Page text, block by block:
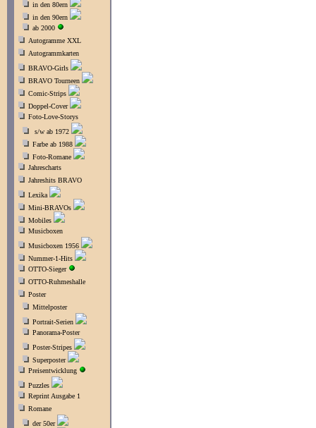
in den 80ern
in den 90ern
ab 2000
Autogramme XXL
Autogrammkarten
BRAVO-Girls
BRAVO Tourneen
Comic-Strips
Doppel-Cover
Foto-Love-Storys
s/w ab 1972
Farbe ab 1988
Foto-Romane
Jahrescharts
Jahreshits BRAVO
Lexika
Mini-BRAVOs
Mobiles
Musicboxen
Musicboxen 1956
Nummer-1-Hits
OTTO-Sieger
OTTO-Ruhmeshalle
Poster
Mittelposter
Portrait-Serien
Panorama-Poster
Poster-Stripes
Superposter
Preisentwicklung
Puzzles
Reprint Ausgabe 1
Romane
der 50er